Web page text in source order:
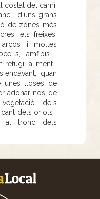
costat del camí,
i d'uns grans
de zones més
els freixes,
arços i moltes
amfibis i
refugi, aliment i
endavant, quan
unes lloses de
adonar-nos de
dels
dels oriols i
al tronc dels